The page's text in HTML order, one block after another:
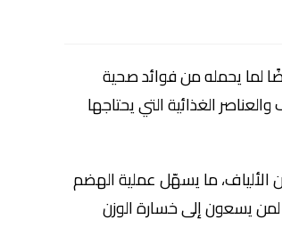
لما يحمله من فوائد صحية
الغذائية التي يحتاجها
ما يسهّل عملية الهضم
يسعون إلى خسارة الوزن